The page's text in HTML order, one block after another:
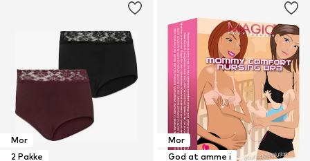
Mor
2 Pakke
Mor
God at amme i